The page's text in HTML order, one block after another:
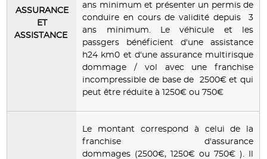
ASSURANCE
ET
ASSISTANCE
ans minimum et présenter un permis de
conduire en cours de validité depuis 3
ans minimum. Le véhicule et les
passgers bénéficient d'une assistance
h24 km0 et d'une assurance multirisque
dommage / vol avec une franchise
incompressible de base de 2500€ et qui
peut être réduite à 1250€ ou 750€
Le montant correspond à celui de la
franchise d'assurance
dommages (2500€, 1250€ ou 750€ ). Il